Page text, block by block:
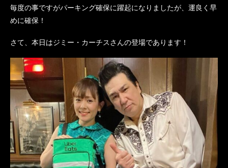
毎度の事ですがパーキング確保に躍起になりましたが、運良く早
めに確保！
さて、本日はジミー・カーチスさんの登場であります！